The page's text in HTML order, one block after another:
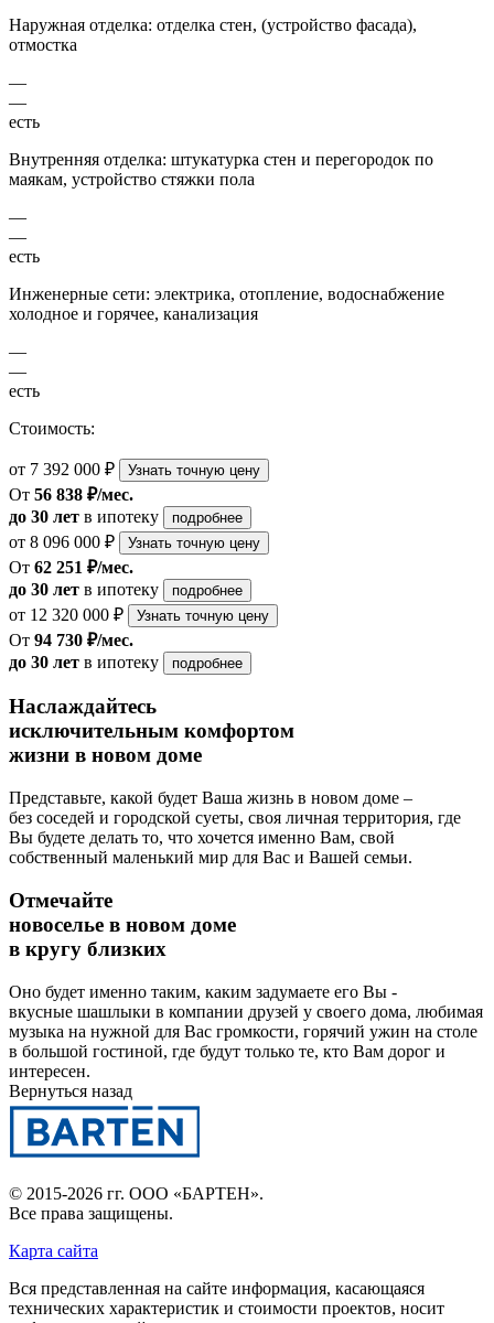
Наружная отделка: отделка стен, (устройство фасада),
отмостка
—
—
есть
Внутренняя отделка: штукатурка стен и перегородок по
маякам, устройство стяжки пола
—
—
есть
Инженерные сети: электрика, отопление, водоснабжение
холодное и горячее, канализация
—
—
есть
Стоимость:
от 7 392 000 ₽ Узнать точную цену
От 56 838 ₽/мес.
до 30 лет в ипотеку подробнее
от 8 096 000 ₽ Узнать точную цену
От 62 251 ₽/мес.
до 30 лет в ипотеку подробнее
от 12 320 000 ₽ Узнать точную цену
От 94 730 ₽/мес.
до 30 лет в ипотеку подробнее
Наслаждайтесь
исключительным комфортом
жизни в новом доме
Представьте, какой будет Ваша жизнь в новом доме –
без соседей и городской суеты, своя личная территория, где
Вы будете делать то, что хочется именно Вам, свой
собственный маленький мир для Вас и Вашей семьи.
Отмечайте
новоселье в новом доме
в кругу близких
Оно будет именно таким, каким задумаете его Вы -
вкусные шашлыки в компании друзей у своего дома, любимая
музыка на нужной для Вас громкости, горячий ужин на столе
в большой гостиной, где будут только те, кто Вам дорог и
интересен.
Вернуться назад
© 2015-2026 гг. ООО «БАРТЕН».
Все права защищены.
Карта сайта
Вся представленная на сайте информация, касающаяся
технических характеристик и стоимости проектов, носит